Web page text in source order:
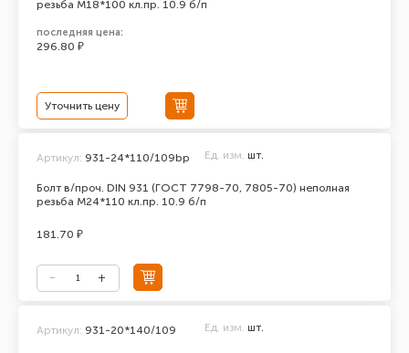
резьба М18*100 кл.пр. 10.9 б/п
последняя цена:
296.80 ₽
Уточнить цену
Болт в/проч. DIN 931 (ГОСТ 7798-70, 7805-70) неполная
резьба М24*110 кл.пр. 10.9 б/п
Артикул: 931-24*110/109bp Ед. изм. шт.
181.70 ₽
Артикул: 931-20*140/109 Ед. изм. шт.